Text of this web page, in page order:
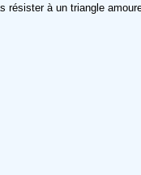
à un triangle